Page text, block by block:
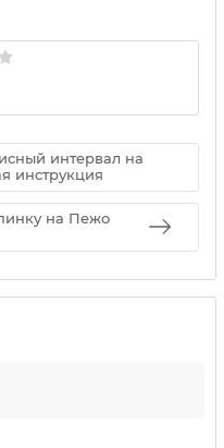
интервал на
инструкция
на Пежо